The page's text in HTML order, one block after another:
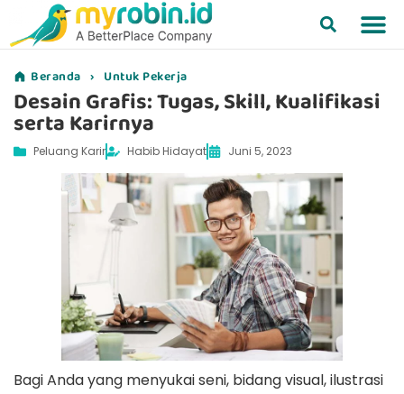
Beranda › Untuk Pekerja
Desain Grafis: Tugas, Skill, Kualifikasi
serta Karirnya
Peluang Karir Habib Hidayat Juni 5, 2023
Bagi Anda yang menyukai seni, bidang visual, ilustrasi